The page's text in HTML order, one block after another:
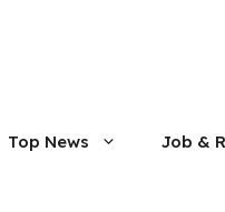
Top News Job &